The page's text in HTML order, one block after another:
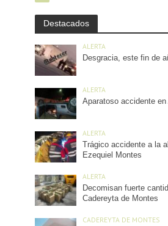
Destacados
ALERTA
Desgracia, este fin de
ALERTA
Aparatoso accidente
ALERTA
Trágico accidente a la
Ezequiel Montes
ALERTA
Decomisan fuerte
Cadereyta de Montes
CADEREYTA DE MONTES